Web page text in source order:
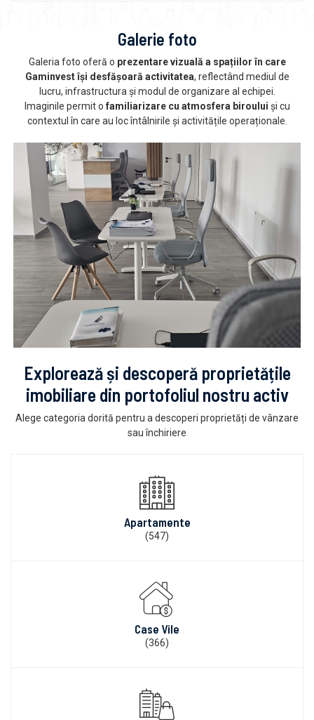
Galerie foto
Galeria foto oferă o prezentare vizuală a spațiilor în care
Gaminvest își desfășoară activitatea, reflectând mediul de
lucru, infrastructura și modul de organizare al echipei.
Imaginile permit o familiarizare cu atmosfera biroului și cu
contextul în care au loc întâlnirile și activitățile operaționale.
Explorează și descoperă proprietățile
imobiliare din portofoliul nostru activ
Alege categoria dorită pentru a descoperi proprietăți de vânzare
sau închiriere
Apartamente
(547)
Case Vile
(366)